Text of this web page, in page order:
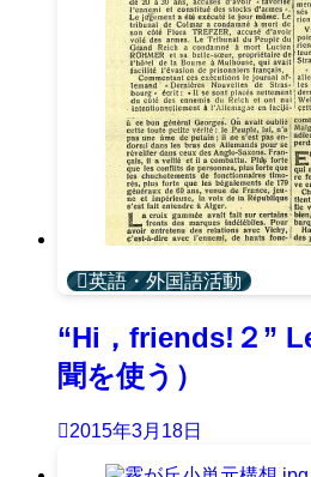
英語・外国語活動
“Hi，friends!２”
聞を使う）
2015年3月18日